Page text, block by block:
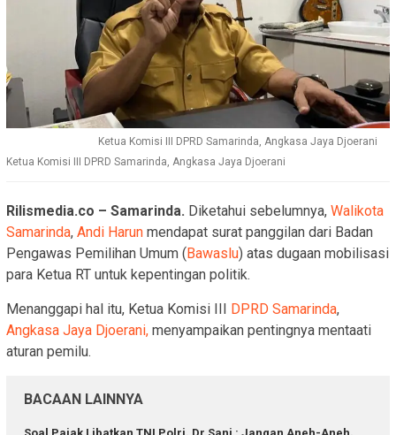
Ketua Komisi III DPRD Samarinda, Angkasa Jaya Djoerani
Ketua Komisi III DPRD Samarinda, Angkasa Jaya Djoerani
Rilismedia.co – Samarinda. Diketahui sebelumnya, Walikota
Samarinda, Andi Harun mendapat surat panggilan dari Badan
Pengawas Pemilihan Umum ( Bawaslu) atas dugaan mobilisasi
para Ketua RT untuk kepentingan politik.
Menanggapi hal itu, Ketua Komisi III DPRD Samarinda,
Angkasa Jaya Djoerani, menyampaikan pentingnya mentaati
aturan pemilu.
BACAAN LAINNYA